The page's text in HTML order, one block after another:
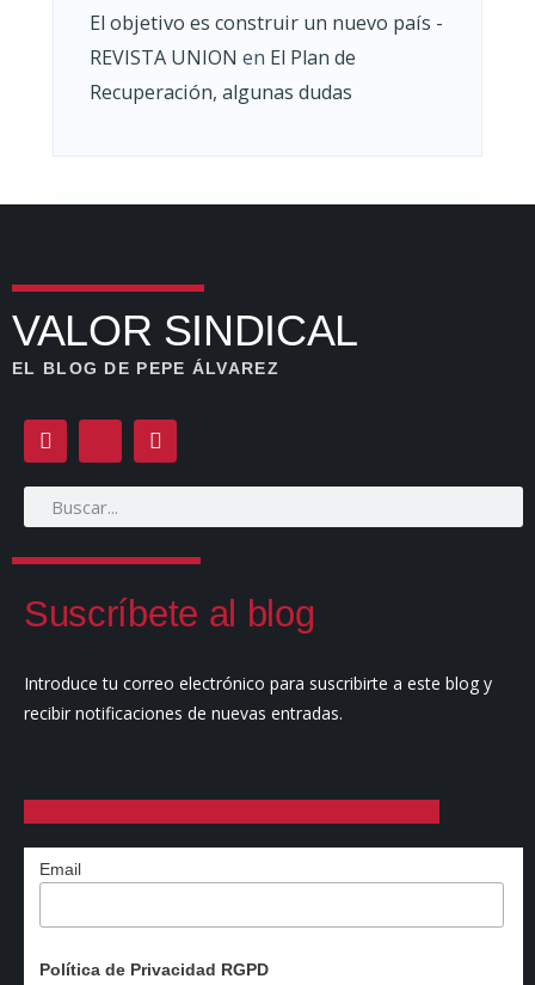
El objetivo es construir un nuevo país -
REVISTA UNION en El Plan de
Recuperación, algunas dudas
VALOR SINDICAL
EL BLOG DE PEPE ÁLVAREZ
Suscríbete al blog
Introduce tu correo electrónico para suscribirte a este blog y
recibir notificaciones de nuevas entradas.
Email
Política de Privacidad RGPD